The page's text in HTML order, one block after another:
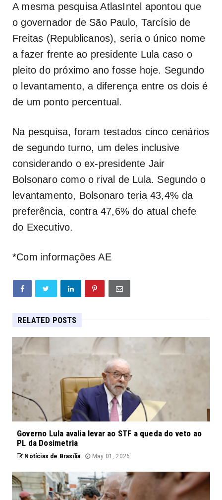
A mesma pesquisa AtlasIntel apontou que
o governador de São Paulo, Tarcísio de
Freitas (Republicanos), seria o único nome
a fazer frente ao presidente Lula caso o
pleito do próximo ano fosse hoje. Segundo
o levantamento, a diferença entre os dois é
de um ponto percentual.
Na pesquisa, foram testados cinco cenários
de segundo turno, um deles inclusive
considerando o ex-presidente Jair
Bolsonaro como o rival de Lula. Segundo o
levantamento, Bolsonaro teria 43,4% da
preferência, contra 47,6% do atual chefe
do Executivo.
*Com informações AE
RELATED POSTS
Governo Lula avalia levar ao STF a queda do veto ao
PL da Dosimetria
Notícias de Brasília May 01, 2026